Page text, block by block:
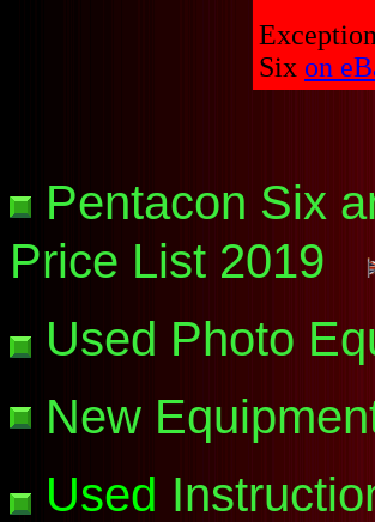
Six on
Pentacon Six
Price List 2019
Used Photo
New
Used